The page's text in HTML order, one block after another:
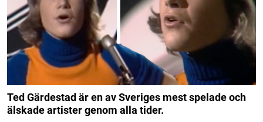
Ted Gärdestad är en av Sveriges mest spelade och
älskade artister genom alla tider.